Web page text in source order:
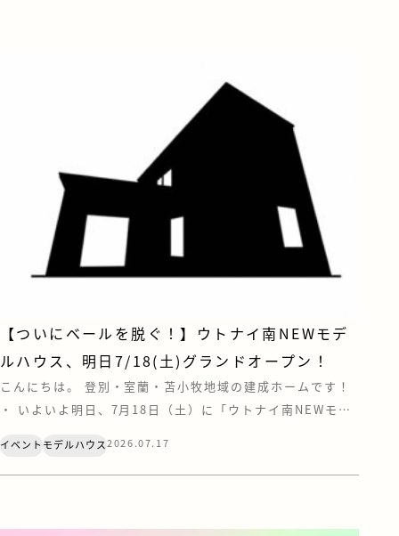
【ついにベールを脱ぐ！】ウトナイ南NEWモデ
ルハウス、明日7/18(土)グランドオープン！
こんにちは。 登別・室蘭・苫小牧地域の建成ホームです！
・ いよいよ明日、7月18日（土）に「ウトナイ南NEWモデ
今回のテーマは、「おしゃれ」と「心地よさ」、そして“と
介します&#x […]
イベント モデルハウス2026.07.17